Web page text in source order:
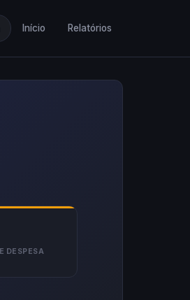
Início Relatórios
DESPESA